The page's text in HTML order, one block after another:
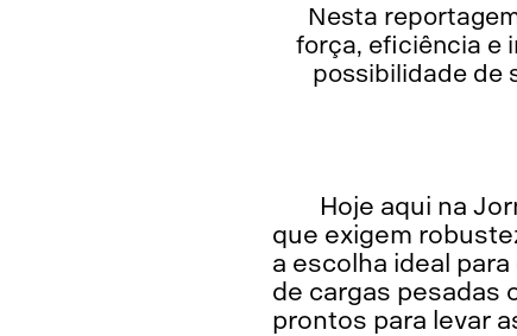
Nesta
força, eficiência e
possibilidade de
Hoje aqui na
que exigem
a escolha ideal
de cargas pesadas
prontos para levar